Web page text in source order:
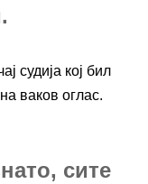
судија кој бил
ваков оглас.
сите